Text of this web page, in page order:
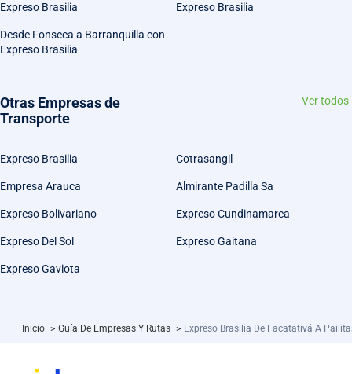
Expreso Brasilia
Expreso Brasilia
Desde Fonseca a Barranquilla con
Expreso Brasilia
Otras Empresas de
Transporte
Ver todos
Expreso Brasilia Cotrasangil
Empresa Arauca Almirante Padilla Sa
Expreso Bolivariano Expreso Cundinamarca
Expreso Del Sol Expreso Gaitana
Expreso Gaviota
Inicio > Guía De Empresas Y Rutas > Expreso Brasilia De Facatativá A